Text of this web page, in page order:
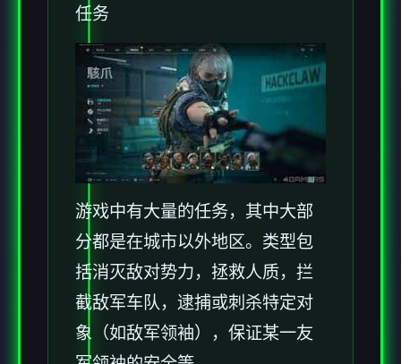
任务
游戏中有大量的任务，其中大部
分都是在城市以外地区。类型包
括消灭敌对势力，拯救人质，拦
截敌军车队，逮捕或刺杀特定对
象（如敌军领袖），保证某一友